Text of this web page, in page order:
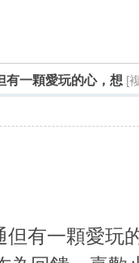
有一顆愛玩的心，想 [
有一顆愛玩